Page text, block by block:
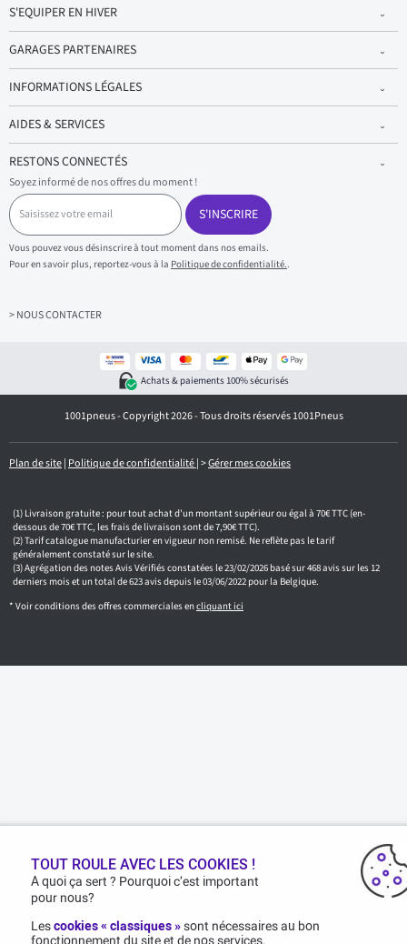
S'EQUIPER EN HIVER
GARAGES PARTENAIRES
INFORMATIONS LÉGALES
AIDES & SERVICES
RESTONS CONNECTÉS
Soyez informé de nos offres du moment !
S
a
i
s
i
s
z
i
l
S'INSCRIRE
Vous pouvez vous désinscrire à tout moment dans nos emails.
Pour en savoir plus, reportez-vous à la Politique de confidentialité..
> NOUS CONTACTER
Achats & paiements 100% sécurisés
1001pneus - Copyright 2026 - Tous droits réservés 1001Pneus
Plan de site| Politique de confidentialité|>Gérer mes cookies
Livraison gratuite : pour tout achat d'un montant supérieur ou égal à 70€ TTC (en-
dessous de 70€ TTC, les frais de livraison sont de 7,90€ TTC).
Tarif catalogue manufacturier en vigueur non remisé. Ne reflète pas le tarif
généralement constaté sur le site.
Agrégation des notes Avis Vérifiés constatées le 23/02/2026 basé sur 468 avis sur les 12
derniers mois et un total de 623 avis depuis le 03/06/2022 pour la Belgique.
* Voir conditions des offres commerciales encliquant ici
TOUT ROULE AVEC LES COOKIES !
A quoi ça sert ? Pourquoi c’est important
pour nous?
Lescookies « classiques »sont nécessaires au bon
fonctionnement du site et de nos services.